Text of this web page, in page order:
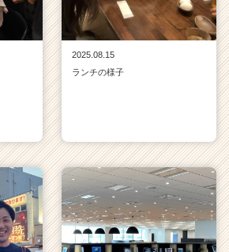
2025.08.15
ランチの様子